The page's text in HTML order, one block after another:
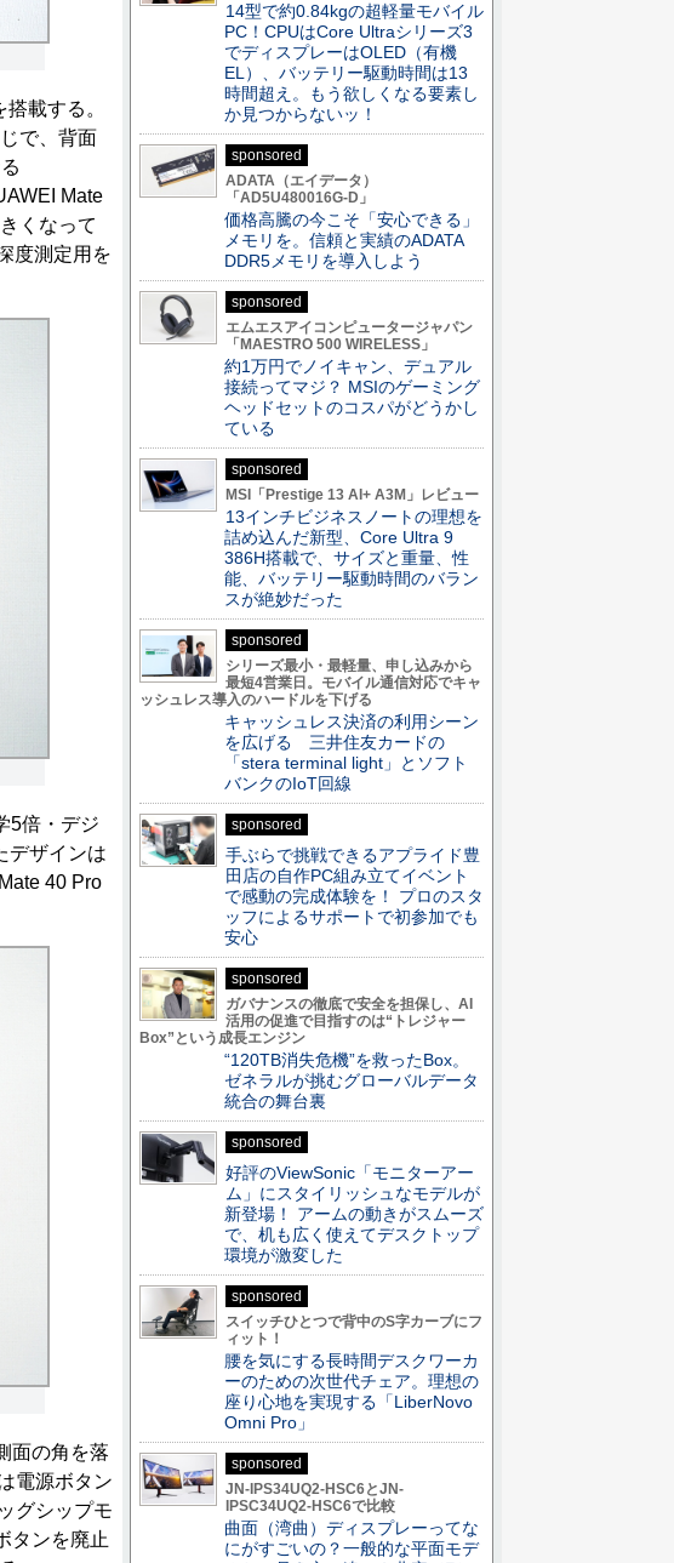
載する。
で、背面
Mate
くなって
度測定用を
5倍・デジ
デザインは
40 Pro
面の角を落
電源ボタン
グシップモ
タンを廃止
14型で約0.84kgの超軽量モバイル
PC！CPUはCore Ultraシリーズ3
でディスプレーはOLED（有機
EL）、バッテリー駆動時間は13
時間超え。もう欲しくなる要素し
か見つからないッ！
sponsored
ADATA（エイデータ）
「AD5U480016G-D」
価格高騰の今こそ「安心できる」
メモリを。信頼と実績のADATA
DDR5メモリを導入しよう
sponsored
エムエスアイコンピュータージャパン
「MAESTRO 500 WIRELESS」
約1万円でノイキャン、デュアル
接続ってマジ？ MSIのゲーミング
ヘッドセットのコスパがどうかし
ている
sponsored
MSI「Prestige 13 AI+ A3M」レビュー
13インチビジネスノートの理想を
詰め込んだ新型、Core Ultra 9
386H搭載で、サイズと重量、性
能、バッテリー駆動時間のバラン
スが絶妙だった
sponsored
シリーズ最小・最軽量、申し込みから
最短4営業日。モバイル通信対応でキャ
ッシュレス導入のハードルを下げる
キャッシュレス決済の利用シーン
を広げる 三井住友カードの
「stera terminal light」とソフト
バンクのIoT回線
sponsored
手ぶらで挑戦できるアプライド豊
田店の自作PC組み立てイベント
で感動の完成体験を！ プロのスタ
ッフによるサポートで初参加でも
安心
sponsored
ガバナンスの徹底で安全を担保し、AI
活用の促進で目指すのは“トレジャー
Box”という成長エンジン
“120TB消失危機”を救ったBox。
ゼネラルが挑むグローバルデータ
統合の舞台裏
sponsored
好評のViewSonic「モニターアー
ム」にスタイリッシュなモデルが
新登場！ アームの動きがスムーズ
で、机も広く使えてデスクトップ
環境が激変した
sponsored
スイッチひとつで背中のS字カーブにフ
ィット！
腰を気にする長時間デスクワーカ
ーのための次世代チェア。理想の
座り心地を実現する「LiberNovo
Omni Pro」
sponsored
JN-IPS34UQ2-HSC6とJN-
IPSC34UQ2-HSC6で比較
曲面（湾曲）ディスプレーってな
にがすごいの？一般的な平面モデ